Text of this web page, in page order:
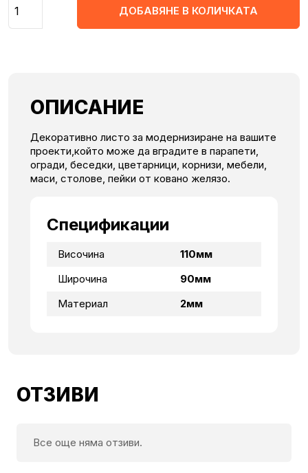
ДОБАВЯНЕ В КОЛИЧКАТА
ОПИСАНИЕ
Декоративно листо за модернизиране на вашите
проекти,който може да вградите в парапети,
огради, беседки, цветарници, корнизи, мебели,
маси, столове, пейки от ковано желязо.
Спецификации
Височина
110мм
Широчина
90мм
Материал
2мм
ОТЗИВИ
Все още няма отзиви.